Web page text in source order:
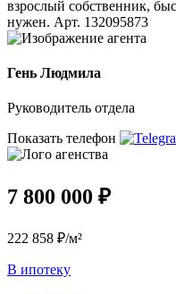
взрослый собственник,
нужен. Арт. 132095873
Гень Людмила
Руководитель отдела
Показать телефон
7 800 000 ₽
222 858 ₽/м²
В ипотеку